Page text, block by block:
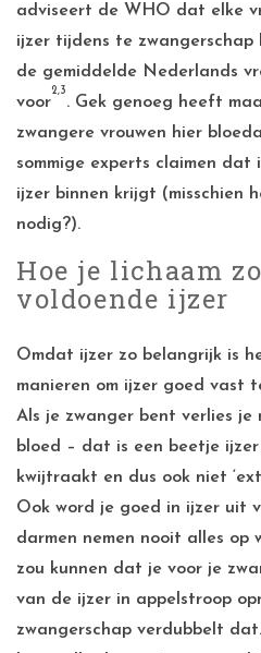
adviseert de WHO dat elke
ijzer tijdens te
de gemiddelde Nederlands
voor
2,3
. Gek genoeg heeft
zwangere vrouwen hier
sommige experts claimen dat
ijzer binnen krijgt (misschien
nodig?).
Hoe je lichaam
voldoende ijzer
Omdat ijzer zo belangrijk is
manieren om ijzer goed vast
Als je zwanger bent verlies je
bloed – dat is een beetje
kwijtraakt en dus ook niet
Ook word je goed in ijzer uit
darmen nemen nooit alles
zou kunnen dat je voor je
van de ijzer in appelstroop
zwangerschap verdubbelt